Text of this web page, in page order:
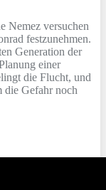
Nemez versuchen
festzunehmen.
Generation der
einer
die Flucht, und
die Gefahr noch